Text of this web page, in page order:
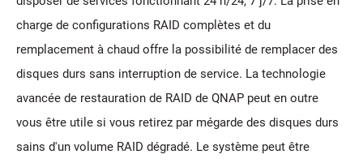
charge de configurations RAID complètes et du
remplacement à chaud offre la possibilité de remplacer des
disques durs sans interruption de service. La technologie
avancée de restauration de RAID de QNAP peut en outre
vous être utile si vous retirez par mégarde des disques durs
sains d'un volume RAID dégradé. Le système peut être